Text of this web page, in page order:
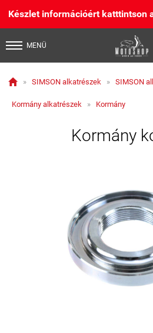
Készlet információért katttintson
MENÜ
 » SIMSON alkatrészek » SIMSON
Kormány alkatrészek » Kormány
Kormány